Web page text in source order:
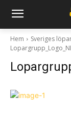
Hem
Sveriges